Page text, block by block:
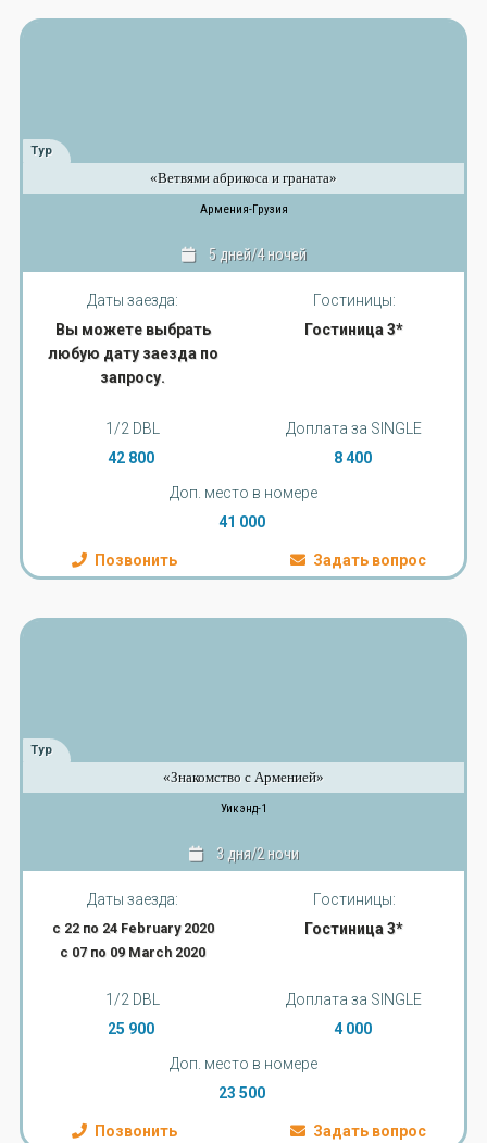
Тур
«Ветвями абрикоса и граната»
Армения-Грузия
5 дней/4 ночей
Даты заезда:
Вы можете выбрать
любую дату заезда по
запросу.
Гостиницы:
Гостиница 3*
1/2 DBL
42 800
Доплата за SINGLE
8 400
Доп. место в номере
41 000
Позвонить Задать вопрос
Тур
«Знакомство с Арменией»
Уикэнд-1
3 дня/2 ночи
Даты заезда:
с 22 по 24 February 2020
с 07 по 09 March 2020
Гостиницы:
Гостиница 3*
1/2 DBL
25 900
Доплата за SINGLE
4 000
Доп. место в номере
23 500
Позвонить Задать вопрос